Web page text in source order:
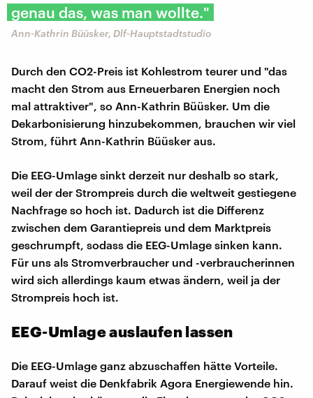
genau das, was man wollte."
Ann-Kathrin Büüsker, Dlf-Hauptstadtstudio
Durch den CO2-Preis ist Kohlestrom teurer und "das
macht den Strom aus Erneuerbaren Energien noch
mal attraktiver", so Ann-Kathrin Büüsker. Um die
Dekarbonisierung hinzubekommen, brauchen wir viel
Strom, führt Ann-Kathrin Büüsker aus.
Die EEG-Umlage sinkt derzeit nur deshalb so stark,
weil der der Strompreis durch die weltweit gestiegene
Nachfrage so hoch ist. Dadurch ist die Differenz
zwischen dem Garantiepreis und dem Marktpreis
geschrumpft, sodass die EEG-Umlage sinken kann.
Für uns als Stromverbraucher und -verbraucherinnen
wird sich allerdings kaum etwas ändern, weil ja der
Strompreis hoch ist.
EEG-Umlage auslaufen lassen
Die EEG-Umlage ganz abzuschaffen hätte Vorteile.
Darauf weist die Denkfabrik Agora Energiewende hin.